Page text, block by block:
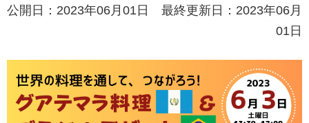
公開日：2023年06月01日 最終更新日：2023年06月
01日